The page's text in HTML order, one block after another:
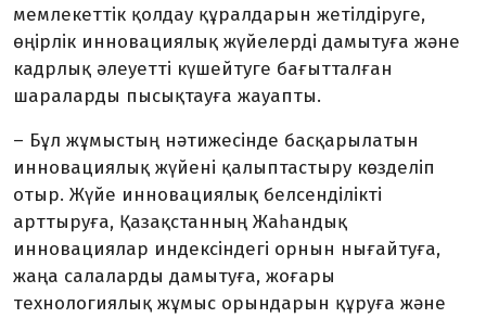
мемлекеттік қолдау құралдарын жетілдіруге,
өңірлік инновациялық жүйелерді дамытуға және
кадрлық әлеуетті күшейтуге бағытталған
шараларды пысықтауға жауапты.
– Бұл жұмыстың нәтижесінде басқарылатын
инновациялық жүйені қалыптастыру көзделіп
отыр. Жүйе инновациялық белсенділікті
арттыруға, Қазақстанның Жаһандық
инновациялар индексіндегі орнын нығайтуға,
жаңа салаларды дамытуға, жоғары
технологиялық жұмыс орындарын құруға және